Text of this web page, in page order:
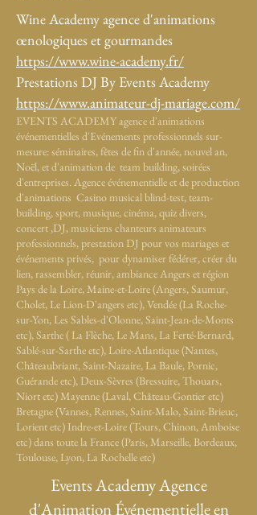
Wine Academy agence d'animations
œnologiques et gourmandes
https://www.wine-academy.fr/
Prestations DJ By Events Academy
https://www.animateur-dj-mariage.com/
EVENTS ACADEMY agence d'animations
événementielles d'Evénements professionnels sur-
mesure: séminaires, fêtes de fin d'année, nouvel an,
Noël, et d'animation de team building, soirées
d'entreprises. Agence événementielle et de production
d'animations Casino musical blind-test, team-
building, sport, musique, cinéma, quiz divers,
concert ,DJ, musiciens chanteurs animateurs
professionnels, prestation DJ pour vos mariages et
événements privés, pour dynamiser fédérer, créer du
lien, rassembler, réunir, ambiance Angers et région
Pays de la Loire, Maine-et-Loire (Angers, Saumur,
Cholet, Le Lion-D'angers etc), Vendée (La Roche-
sur-Yon, Les Sables-d'Olonne, Saint-Jean-de-Monts
etc), Sarthe ( La Flèche, Le Mans, La Ferté-Bernard,
Sablé-sur-Sarthe etc), Loire-Atlantique (Nantes,
Châteaubriant, Saint-Nazaire, La Baule, Pornic,
Guérande etc), Deux-Sèvres (Bressuire, Thouars,
Niort etc) Mayenne (Laval, Château-Gontier etc)
Bretagne (Vannes, Rennes, Saint-Malo, Saint-Brieuc,
Lorient etc) Indre-et-Loire (Tours, Chinon, Amboise
etc) dans toute la France (Paris, Marseille, Bordeaux,
Toulouse, Lyon, La Rochelle etc)
Events Academy Agence
d'Animation Événementielle en